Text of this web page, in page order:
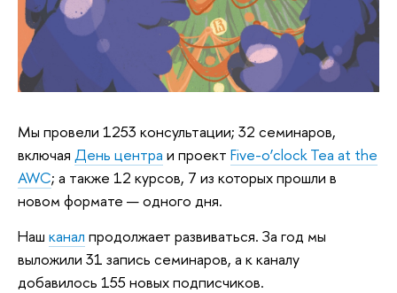
Мы провели 1253 консультации; 32 семинаров,
включая День центра и проект Five-o’clock Tea at the
AWC; а также 12 курсов, 7 из которых прошли в
новом формате — одного дня.
Наш канал продолжает развиваться. За год мы
выложили 31 запись семинаров, а к каналу
добавилось 155 новых подписчиков.